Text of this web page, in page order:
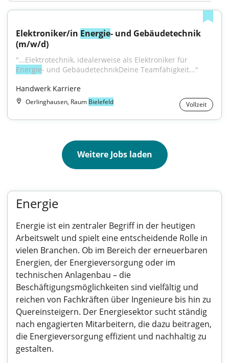
Elektroniker/in Energie- und Gebäudetechnik
(m/w/d)
Energie- und GebäudetechnikDeine Teamfähigkeit..."
Handwerk Karriere
Oerlinghausen, Raum Bielefeld Vollzeit
Weitere Jobs laden
Energie
Energie ist ein zentraler Begriff in der heutigen
Arbeitswelt und spielt eine entscheidende Rolle in
vielen Branchen. Ob im Bereich der erneuerbaren
Energien, der Energieversorgung oder im
technischen Anlagenbau – die
Beschäftigungsmöglichkeiten sind vielfältig und
reichen von Fachkräften über Ingenieure bis hin zu
Quereinsteigern. Der Energiesektor sucht ständig
nach engagierten Mitarbeitern, die dazu beitragen,
die Energieversorgung effizient und nachhaltig zu
gestalten.